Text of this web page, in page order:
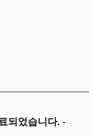
되었습니다. -